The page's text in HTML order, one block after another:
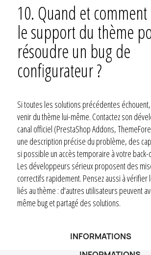
10. Quand et
le support du thème
résoudre un bug de
configurateur ?
Si toutes les solutions précédentes
venir du thème lui-même. Contactez son
canal officiel (PrestaShop Addons,
une description précise du problème, des
si possible un accès temporaire à votre back-
Les développeurs sérieux proposent des
correctifs rapidement. Pensez aussi à vérifier
liés au thème : d'autres utilisateurs peuvent
même bug et partagé des solutions.
INFORMATIONS